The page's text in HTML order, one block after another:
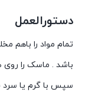
دستورالعمل
تمام مواد را باهم
باشد . ماسک را
سپس با گرم یا سرد